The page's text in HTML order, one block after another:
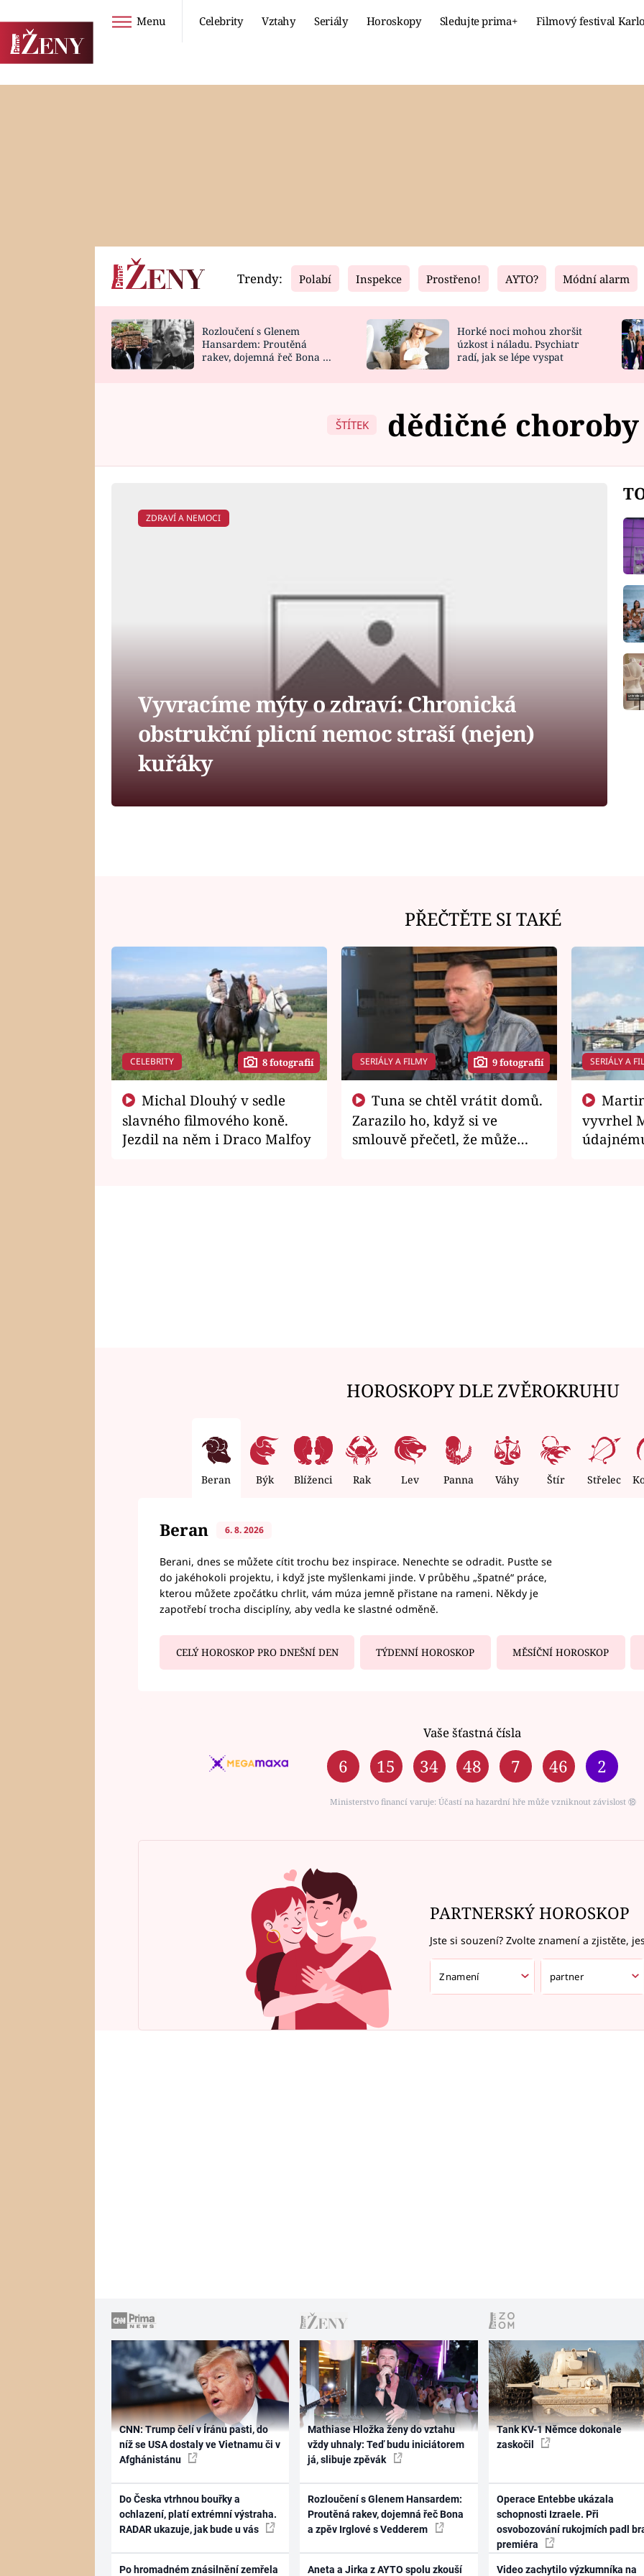
Menu Celebrity Vztahy Seriály Horoskopy Sledujte prima+ Filmový festival
Horoskopy
HOROSKOP NA
Video
CELEBRITY
VAŘENÍ
Fresh
NOVINKY
VIDEORECEPTY
Living
ZAHRADA
DESIGN
Trendy: Polabí Inspekce Prostřeno! AYTO? Módní alarm
Rozloučení s Glenem
Hansardem: Proutěná
rakev, dojemná řeč Bona a
Horké noci mohou zhoršit
úzkost i náladu. Psychiatr
radí, jak se lépe vyspat
ŠTÍTEK dědičné choroby
ZDRAVÍ A NEMOCI
Vyvracíme mýty o zdraví: Chronická
obstrukční plicní nemoc straší (nejen)
kuřáky
PŘEČTĚTE SI TAKÉ
CELEBRITY 8 fotografií
slavného filmového koně.
Jezdil na něm i Draco Malfoy
SERIÁLY A FILMY 9 fotografií
Zarazilo ho, když si ve
smlouvě přečetl, že může
SERIÁLY A
vyvrhel
HOROSKOPY DLE ZVĚROKRUHU
Beran Býk Blíženci Rak Lev Panna Váhy Štír Střelec
Beran 6. 8. 2026
Berani, dnes se můžete cítit trochu bez inspirace. Nenechte se odradit. Pusťte se
do jakéhokoli projektu, i když jste myšlenkami jinde. V průběhu „špatné“ práce,
kterou můžete zpočátku chrlit, vám múza jemně přistane na rameni. Někdy je
zapotřebí trocha disciplíny, aby vedla ke slastné odměně.
CELÝ HOROSKOP PRO DNEŠNÍ DEN TÝDENNÍ HOROSKOP MĚSÍČNÍ HOROSKOP
Vaše šťastná čísla
6 15 34 48 7 46 2
Ministerstvo financí varuje: Účastí na hazardní hře může vzniknout závislost ⑱
PARTNERSKÝ HOROSKOP
Jste si souzení? Zvolte znamení a zjistěte,
CNN: Trump čelí v Íránu pasti, do
níž se USA dostaly ve Vietnamu či v
Afghánistánu
Do Česka vtrhnou bouřky a
ochlazení, platí extrémní výstraha.
RADAR ukazuje, jak bude u vás
Po hromadném znásilnění zemřela
Mathiase Hložka ženy do vztahu
vždy uhnaly: Teď budu iniciátorem
já, slibuje zpěvák
Rozloučení s Glenem Hansardem:
Proutěná rakev, dojemná řeč Bona
a zpěv Irglové s Vedderem
Aneta a Jirka z AYTO spolu zkouší
Tank KV-1 Němce dokonale
zaskočil
Operace Entebbe ukázala
schopnosti Izraele. Při
osvobozování rukojmích padl
premiéra
Video zachytilo výzkumníka na